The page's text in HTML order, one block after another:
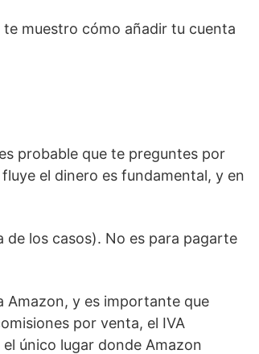
te muestro cómo añadir tu cuenta
probable que te preguntes por
el dinero es fundamental, y en
de los casos). No es para pagarte
Amazon, y es importante que
por venta, el IVA
único lugar donde Amazon